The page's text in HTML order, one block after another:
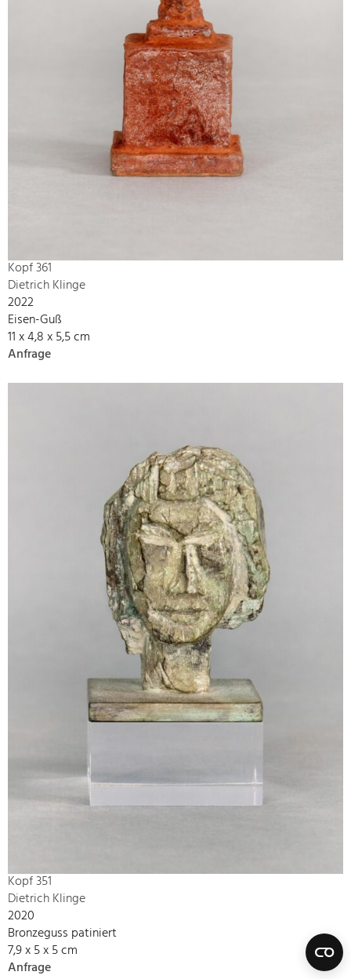
Kopf 361
Dietrich Klinge
2022
Eisen-Guß
11 x 4,8 x 5,5 cm
Anfrage
Kopf 351
Dietrich Klinge
2020
Bronzeguss patiniert
7,9 x 5 x 5 cm
Anfrage